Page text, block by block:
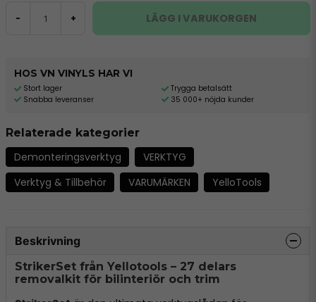
- + LÄGG I VARUKORGEN
HOS VN VINYLS HAR VI
Stort lager
Snabba leveranser
Trygga betalsätt
35 000+ nöjda kunder
Relaterade kategorier
Demonteringsverktyg
VERKTYG
Verktyg & Tillbehör
VARUMÄRKEN YelloTools
Beskrivning
StrikerSet från Yellotools – 27 delars
removalkit för bilinteriör och trim